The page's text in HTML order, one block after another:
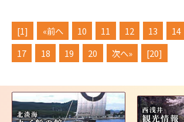
[1] «前へ 10 11 12 13 14
17
18 19 20 次へ» [20]